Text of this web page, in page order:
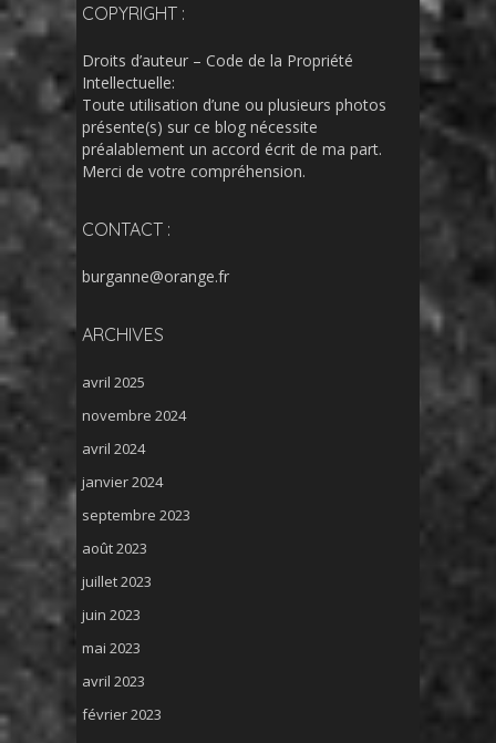
COPYRIGHT :
Droits d’auteur – Code de la Propriété
Intellectuelle:
Toute utilisation d’une ou plusieurs photos
présente(s) sur ce blog nécessite
préalablement un accord écrit de ma part.
Merci de votre compréhension.
CONTACT :
burganne@orange.fr
ARCHIVES
avril 2025
novembre 2024
avril 2024
janvier 2024
septembre 2023
août 2023
juillet 2023
juin 2023
mai 2023
avril 2023
février 2023